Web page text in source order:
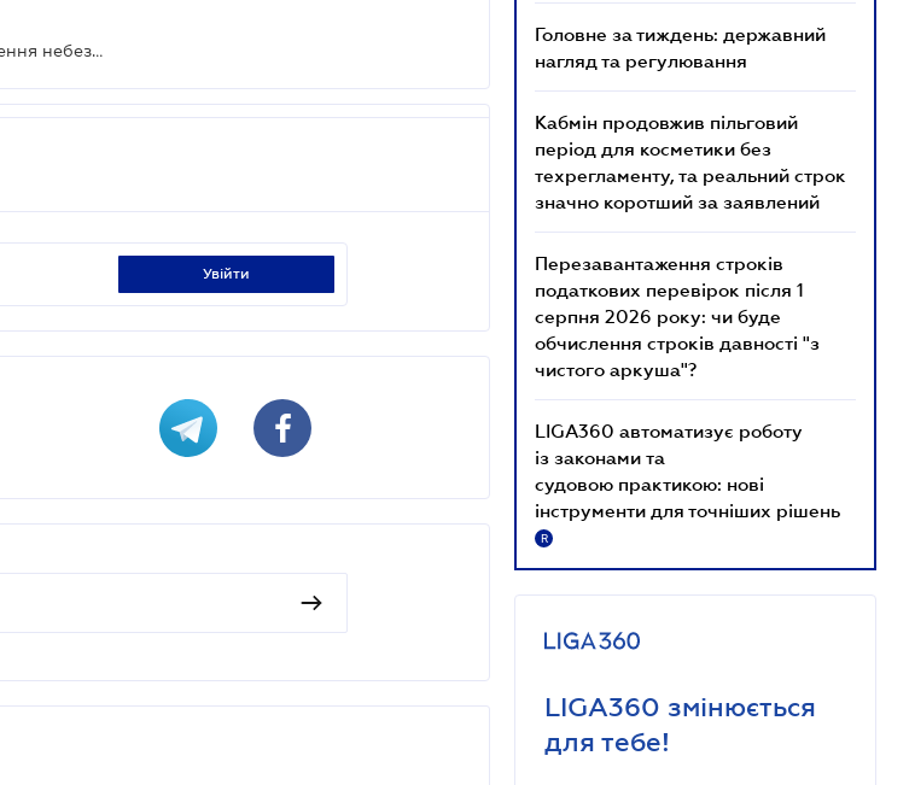
Новий перелік автомаршрутів міжнародного перевезення небезпечних вантажів без погодження з поліцією
увійти
Головне за тиждень: державний
нагляд та регулювання
Кабмін продовжив пільговий
період для косметики без
техрегламенту, та реальний строк
значно коротший за заявлений
Перезавантаження строків
податкових перевірок після 1
серпня 2026 року: чи буде
обчислення строків давності "з
чистого аркуша"?
LIGA360 автоматизує роботу
із законами та
судовою практикою: нові
інструменти для точніших рішень
R
LIGA360 змінюється
для тебе!